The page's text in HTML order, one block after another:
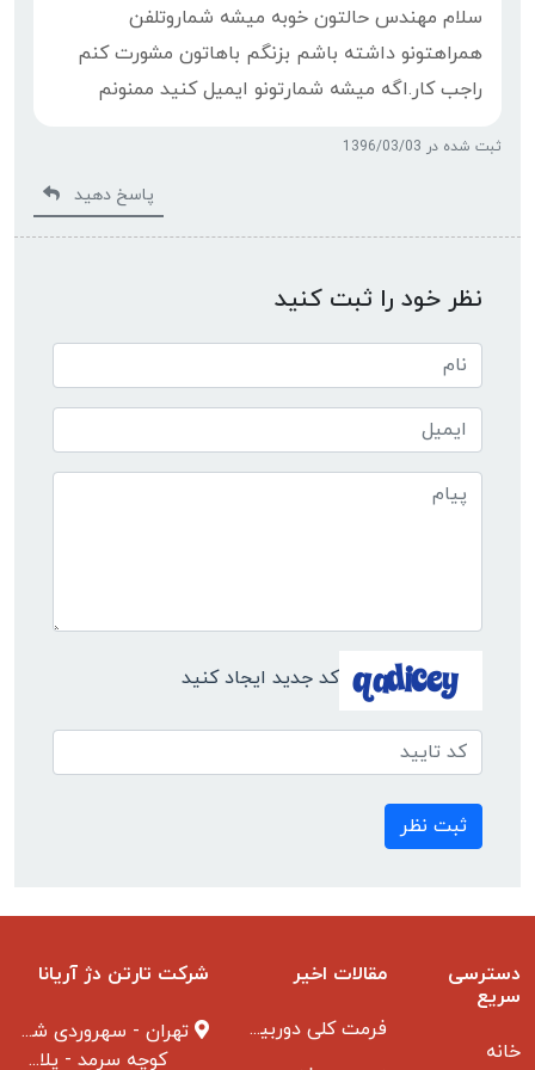
سلام مهندس حالتون خوبه میشه شماروتلفن
همراهتونو داشته باشم بزنگم باهاتون مشورت کنم
راجب کار.اگه میشه شمارتونو ایمیل کنید ممنونم
ثبت شده در 1396/03/03
پاسخ دهید
نظر خود را ثبت کنید
کد جدید ایجاد کنید
ثبت نظر
دسترسی
سریع
خانه
مقالات اخیر
فرمت کلی دوربین مدار بسته
شرکت تارتن دژ آریانا
تهران - سهروردی شمالی
کوچه سرمد - پلاک ۱ - طبقه ۳